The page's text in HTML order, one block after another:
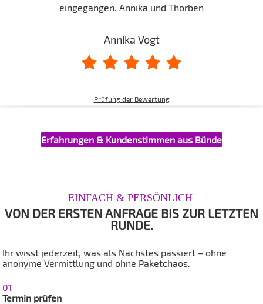
eingegangen. Annika und Thorben
Annika Vogt
Prüfung der Bewertung
Erfahrungen & Kundenstimmen aus Bünde
EINFACH & PERSÖNLICH
VON DER ERSTEN ANFRAGE BIS ZUR LETZTEN
RUNDE.
Ihr wisst jederzeit, was als Nächstes passiert – ohne
anonyme Vermittlung und ohne Paketchaos.
01
Termin prüfen